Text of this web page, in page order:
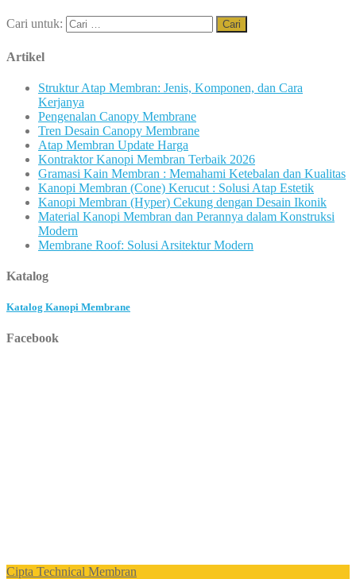
Cari untuk:
Artikel
Struktur Atap Membran: Jenis, Komponen, dan Cara
Kerjanya
Pengenalan Canopy Membrane
Tren Desain Canopy Membrane
Atap Membran Update Harga
Kontraktor Kanopi Membran Terbaik 2026
Gramasi Kain Membran : Memahami Ketebalan dan Kualitas
Kanopi Membran (Cone) Kerucut : Solusi Atap Estetik
Kanopi Membran (Hyper) Cekung dengan Desain Ikonik
Material Kanopi Membran dan Perannya dalam Konstruksi
Modern
Membrane Roof: Solusi Arsitektur Modern
Katalog
Katalog Kanopi Membrane
Facebook
Cipta Technical Membran